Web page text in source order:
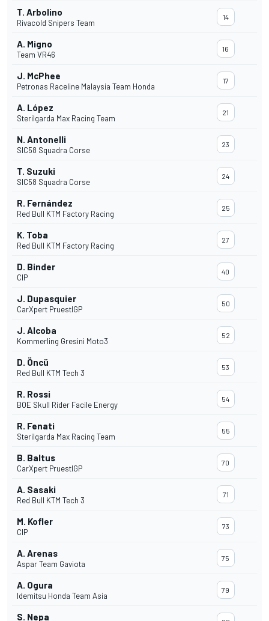
T. Arbolino
Rivacold Snipers Team
14
A. Migno
Team VR46
16
J. McPhee
Petronas Raceline Malaysia Team Honda
17
A. López
Sterilgarda Max Racing Team
21
N. Antonelli
SIC58 Squadra Corse
23
T. Suzuki
SIC58 Squadra Corse
24
R. Fernández
Red Bull KTM Factory Racing
25
K. Toba
Red Bull KTM Factory Racing
27
D. Binder
CIP
40
J. Dupasquier
CarXpert PruestlGP
50
J. Alcoba
Kommerling Gresini Moto3
52
D. Öncü
Red Bull KTM Tech 3
53
R. Rossi
BOE Skull Rider Facile Energy
54
R. Fenati
Sterilgarda Max Racing Team
55
B. Baltus
CarXpert PruestlGP
70
A. Sasaki
Red Bull KTM Tech 3
71
M. Kofler
CIP
73
A. Arenas
Aspar Team Gaviota
75
A. Ogura
Idemitsu Honda Team Asia
79
S. Nepa